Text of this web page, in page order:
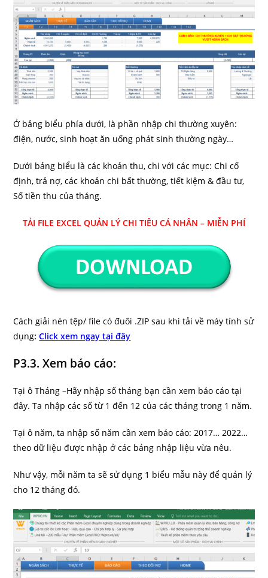
Ở bảng biểu phía dưới, là phần nhập chi thường xuyên:
điện, nước, sinh hoạt ăn uống phát sinh thường ngày…
Dưới bảng biểu là các khoản thu, chi với các mục: Chi cố
định, trả nợ, các khoản chi bất thường, tiết kiệm & đầu tư,
Số tiền thu của tháng.
TẢI FILE EXCEL QUẢN LÝ CHI TIÊU CÁ NHÂN – MIỄN PHÍ
Cách giải nén tệp/ file có đuôi .ZIP sau khi tải về máy tính sử
dụng:Click xem ngay tại đây
P3.3. Xem báo cáo:
Tại ô Tháng –Hãy nhập số tháng bạn cần xem báo cáo tại
đây. Ta nhập các số từ 1 đến 12 của các tháng trong 1 năm.
Tại ô năm, ta nhập số năm cần xem báo cáo: 2017… 2022…
theo dữ liệu được nhập ở các bảng nhập liệu vừa nêu.
Như vậy, mỗi năm ta sẽ sử dụng 1 biểu mẫu này để quản lý
cho 12 tháng đó.